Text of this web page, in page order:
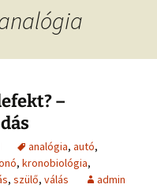
–
analógia, autó,
, kronobiológia,
, szülő, válás admin